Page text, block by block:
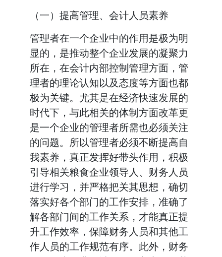
（一）提高管理、会计人员素养
管理者在一个企业中的作用是极为明
显的，是推动整个企业发展的凝聚力
所在，在会计内部控制管理方面，管
理者的理论认知以及态度等方面也都
极为关键。尤其是在经济快速发展的
时代下，与此相关的体制方面改革更
是一个企业的管理者所需也必须关注
的问题。所以管理者必须不断提高自
我素养，真正发挥好带头作用，积极
引导相关粮食企业领导人、财务人员
进行学习，并严格把关其思想，确切
落实好各个部门的工作安排，准确了
解各部门间的工作关系，才能真正提
升工作效率，保障财务人员和其他工
作人员的工作规范有序。此外，财务